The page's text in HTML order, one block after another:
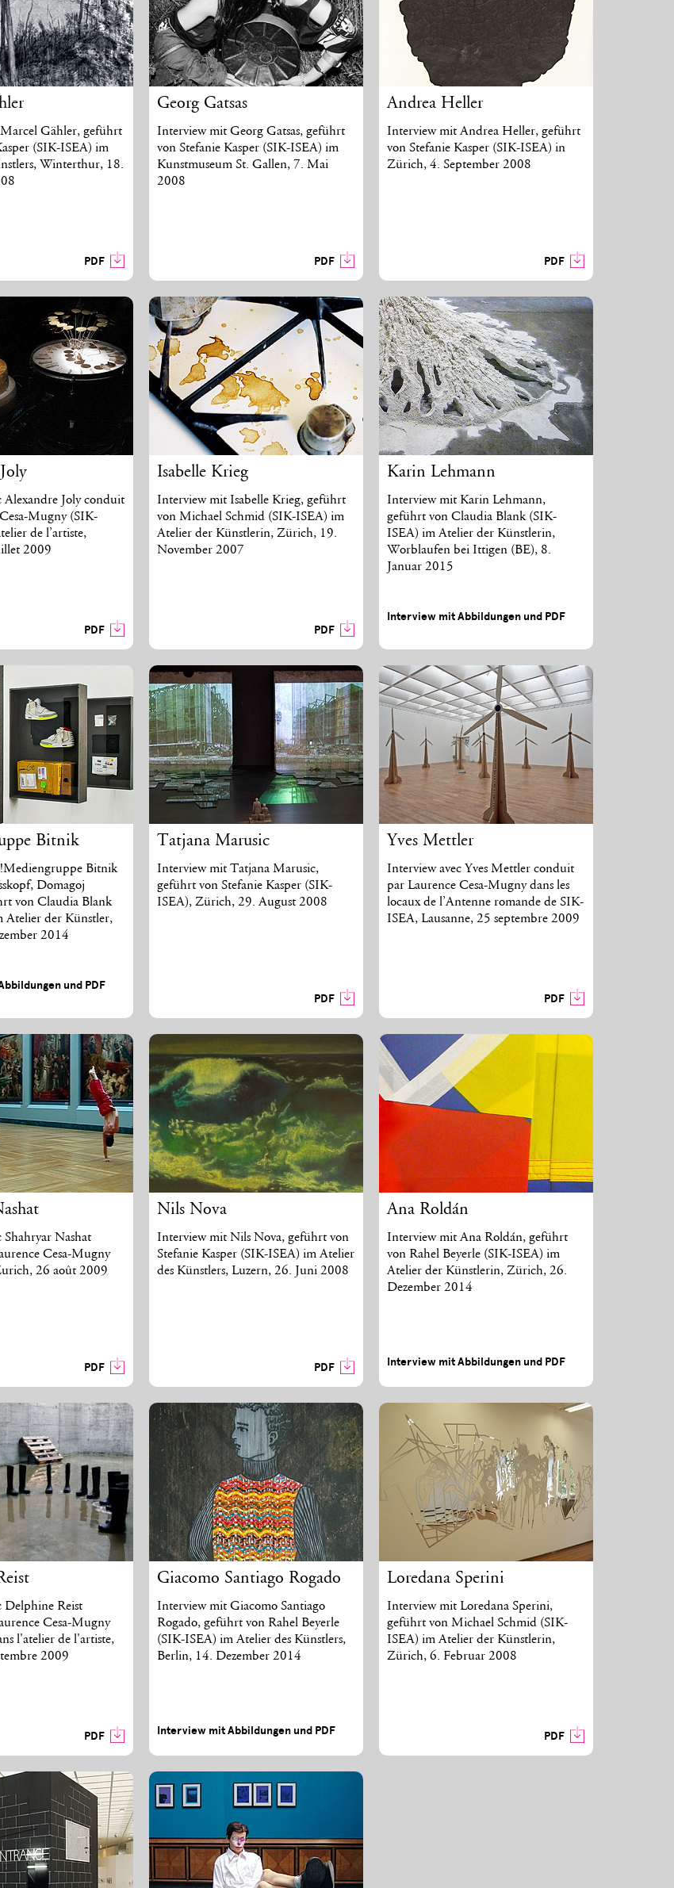
Gähler, geführt
(SIK-ISEA) im
Winterthur, 18.
PDF
Georg Gatsas
Interview mit Georg Gatsas, geführt
von Stefanie Kasper (SIK-ISEA) im
Kunstmuseum St. Gallen, 7. Mai
2008
PDF
Andrea Heller
Interview mit Andrea Heller, geführt
von Stefanie Kasper (SIK-ISEA) in
Zürich, 4. September 2008
PDF
Alexandre Joly conduit
Mugny (SIK-
de l’artiste,
2009
PDF
Isabelle Krieg
Interview mit Isabelle Krieg, geführt
von Michael Schmid (SIK-ISEA) im
Atelier der Künstlerin, Zürich, 19.
November 2007
PDF
Karin Lehmann
Interview mit Karin Lehmann,
geführt von Claudia Blank (SIK-
ISEA) im Atelier der Künstlerin,
Worblaufen bei Ittigen (BE), 8.
Januar 2015
Interview mit Abbildungen und PDF
Bitnik
Bitnik
Domagoj
von Claudia Blank
Atelier der Künstler,
2014
und PDF
Tatjana Marusic
Interview mit Tatjana Marusic,
geführt von Stefanie Kasper (SIK-
ISEA), Zürich, 29. August 2008
PDF
Yves Mettler
Interview avec Yves Mettler conduit
par Laurence Cesa-Mugny dans les
locaux de l’Antenne romande de SIK-
ISEA, Lausanne, 25 septembre 2009
PDF
Shahryar Nashat
Cesa-Mugny
26 août 2009
PDF
Nils Nova
Interview mit Nils Nova, geführt von
Stefanie Kasper (SIK-ISEA) im Atelier
des Künstlers, Luzern, 26. Juni 2008
PDF
Ana Roldán
Interview mit Ana Roldán, geführt
von Rahel Beyerle (SIK-ISEA) im
Atelier der Künstlerin, Zürich, 26.
Dezember 2014
Interview mit Abbildungen und PDF
Delphine Reist
Cesa-Mugny
l'atelier de l'artiste,
2009
PDF
Giacomo Santiago Rogado
Interview mit Giacomo Santiago
Rogado, geführt von Rahel Beyerle
(SIK-ISEA) im Atelier des Künstlers,
Berlin, 14. Dezember 2014
Interview mit Abbildungen und PDF
Loredana Sperini
Interview mit Loredana Sperini,
geführt von Michael Schmid (SIK-
ISEA) im Atelier der Künstlerin,
Zürich, 6. Februar 2008
PDF